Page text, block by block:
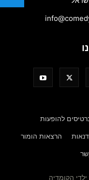
להופעות
הרצאות הומור
ילדי הקומדיה